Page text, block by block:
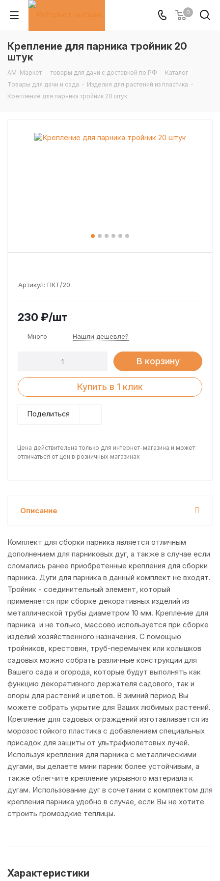
0
Крепление для парника тройник 20
штук
АМ-Маркет — товары для дачи с доставкой по РФ - Каталог -
Товары для дачи и сада - Изделия для растений из пластика -
Крепление для парника тройник 20 штук
Артикул: ПКТ/20
230 ₽/шт
Много Нашли дешевле?
В корзину
Купить в 1 клик
Поделиться
Цена действительна только для интернет-магазина и может
отличаться от цен в розничных магазинах
Описание
Комплект для сборки парника является отличным
дополнением для парниковых дуг, а также в случае если
сломались ранее приобретенные крепления для сборки
парника. Дуги для парника в данный комплект не входят.
Тройник - соединительный элемент, который
применяется при сборке декоративных изделий из
металлической трубы диаметром 10 мм. Крепление для
парника и не только, массово используется при сборке
изделий хозяйственного назначения. С помощью
тройников, крестовин, труб-перемычек или колышков
садовых можно собрать различные конструкции для
Вашего сада и огорода, которые будут выполнять как
функцию декоративного держателя садового, так и
опоры для растений и цветов. В зимний период Вы
можете собрать укрытие для Ваших любимых растений.
Крепление для садовых ограждений изготавливается из
морозостойкого пластика с добавлением специальных
присадок для защиты от ультрафиолетовых лучей.
Используя крепления для парника с металлическими
дугами, вы делаете мини парник более устойчивым, а
также облегчите крепление укрывного материала к
дугам. Использование дуг в сочетании с комплектом для
крепления парника удобно в случае, если Вы не хотите
строить громоздкие теплицы.
Характеристики